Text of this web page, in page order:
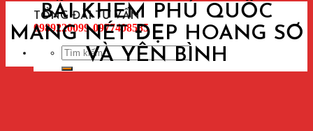
TỔNG ĐÀI TƯ VẤN
0989220099-0977408585
Tìm
kiếm:
BÃI KHEM PHÚ QUỐC
MANG NÉT ĐẸP HOANG SƠ
VÀ YÊN BÌNH